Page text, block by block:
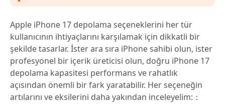
Apple iPhone 17 depolama seçeneklerini her tür
kullanıcının ihtiyaçlarını karşılamak için dikkatli bir
şekilde tasarlar. İster ara sıra iPhone sahibi olun, ister
profesyonel bir içerik üreticisi olun, doğru iPhone 17
depolama kapasitesi performans ve rahatlık
açısından önemli bir fark yaratabilir. Her seçeneğin
artılarını ve eksilerini daha yakından inceleyelim:：